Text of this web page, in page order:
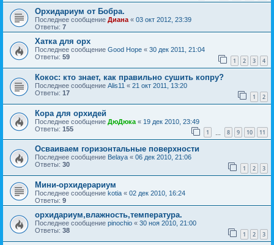
Орхидариум от Бобра.
Последнее сообщение Диана« 03 окт 2012, 23:39
Ответы: 7
Хатка для орх
Последнее сообщение Good Hope « 30 дек 2011, 21:04
Ответы: 59 1 2 3 4
Кокос: кто знает, как правильно сушить копру?
Последнее сообщение Alis11 « 21 окт 2011, 13:20
Ответы: 17 1 2
Кора для орхидей
Последнее сообщение ДюДюка « 19 дек 2010, 23:49
Ответы: 155 1 8 9 10 11
Осваиваем горизонтальные поверхности
Последнее сообщение Belaya « 06 дек 2010, 21:06
Ответы: 30 1 2 3
Мини-орхидерариум
Последнее сообщение kotia « 02 дек 2010, 16:24
Ответы: 9
орхидариум,влажность,температура.
Последнее сообщение pinochio « 30 ноя 2010, 21:00
Ответы: 38 1 2 3